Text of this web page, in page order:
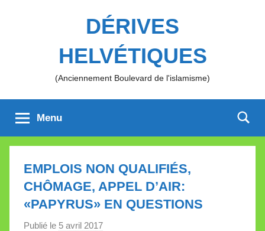
DÉRIVES
HELVÉTIQUES
(Anciennement Boulevard de l'islamisme)
Menu
EMPLOIS NON QUALIFIÉS,
CHÔMAGE, APPEL D’AIR:
«PAPYRUS» EN QUESTIONS
Publié le 5 avril 2017